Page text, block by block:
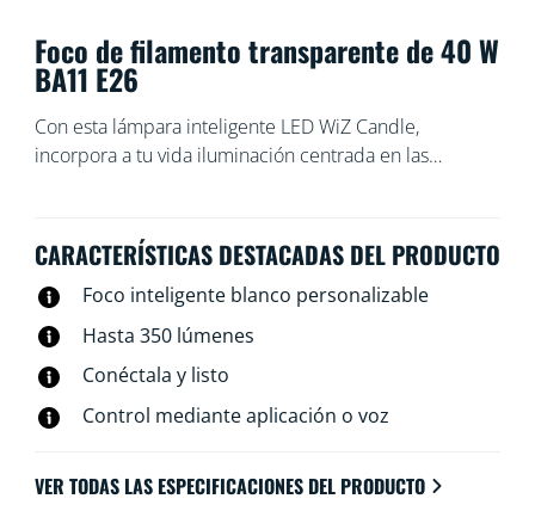
Foco de filamento transparente de 40 W
BA11 E26
Con esta lámpara inteligente LED WiZ Candle,
incorpora a tu vida iluminación centrada en las
Puedes programar las luces para que se enciendan o
se apaguen según tus rutinas diarias o semanales,
controlarlas con tu smartphone o comandos de voz e
incluso puedes tener acceso a tu iluminación cuando
no estás en casa. Las luces WiZ se conectan a la red
wifi existente, sin necesidad de otro hardware.
CARACTERÍSTICAS DESTACADAS DEL PRODUCTO
Foco inteligente blanco personalizable
Hasta 350 lúmenes
Conéctala y listo
Control mediante aplicación o voz
VER TODAS LAS ESPECIFICACIONES DEL PRODUCTO